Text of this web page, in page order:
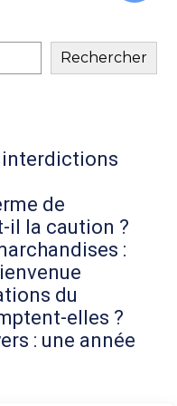
Rechercher
interdictions
de
il la caution ?
:
du
elles ?
: une année